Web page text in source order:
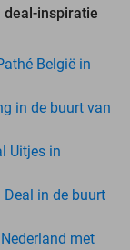
deal-inspiratie
België in
in de buurt van
Uitjes in
in de buurt
met